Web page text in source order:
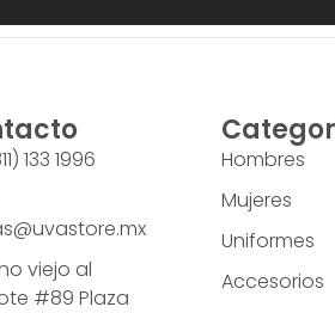
133 1996
viejo al
#89 Plaza
Hombres
Mujeres
Uniformes
Accesorios